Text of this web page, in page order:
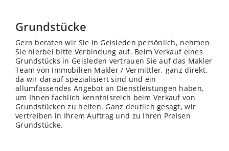
Grundstücke
Gern beraten wir Sie in Geisleden persönlich, nehmen
Sie hierbei bitte Verbindung auf. Beim Verkauf eines
Grundstücks in Geisleden vertrauen Sie auf das Makler
Team von Immobilien Makler / Vermittler, ganz direkt,
da wir darauf spezialisiert sind und ein
allumfassendes Angebot an Dienstleistungen haben,
um Ihnen fachlich kenntnisreich beim Verkauf von
Grundstücken zu helfen. Ganz deutlich gesagt, wir
vertreiben in Ihrem Auftrag und zu Ihren Preisen
Grundstücke.